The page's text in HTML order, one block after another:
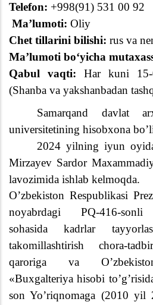
Telefon: +998(91) 531 00 92
Ma’lumoti: Oliy
Chet tillarini bilishi: rus va
Ma’lumoti boʻyicha
Qabul vaqti: Har kuni 1 5
(Shanba va yakshanbadan
Samarqand davlat
universitetining hisobxona
2024 yilning iyun
Mirzayev Sardor
lavozimida ishlab kelmoqda.
O’zbekiston Respublikasi
noyabrdagi PQ-416-sonli
sohasida kadrlar
takomillashtirish chora-
qaroriga va
«Buxgalteriya hisobi
son Yo’riqnomaga (2010 yil